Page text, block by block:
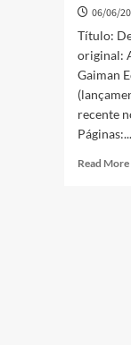
06/06/
Título:
original:
Gaiman
recente
Páginas:...
Read More